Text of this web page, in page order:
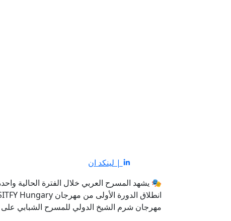
| لينكد ان
🎭 يشهد المسرح العربي خلال الفترة الحالية
مهرجان شرم الشيخ الدولي للمسرح الشبابي على